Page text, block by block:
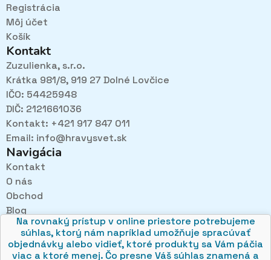
Pri návštevách kamenného obchodu pozorne
načúvame malým aj veľkým, aby sme zistili, čo sa Vám
v obchode páči najviac a mohli sa tak posúvať vpred.
Na rovnaký prístup v online priestore potrebujeme
súhlas, ktorý nám napríklad umožňuje spracúvať
objednávky alebo vidieť, ktoré produkty sa Vám páčia
viac a ktoré menej. Čo presne Váš súhlas znamená a
Registrácia
Môj účet
Košík
Kontakt
Zuzulienka, s.r.o.
Krátka 981/8, 919 27 Dolné Lovčice
IČO: 54425948
DIČ: 2121661036
Kontakt: +421 917 847 011
Email: info@hravysvet.sk
Navigácia
Kontakt
O nás
Obchod
Blog
Obchodné podmienky
Ochrana osobných údajov